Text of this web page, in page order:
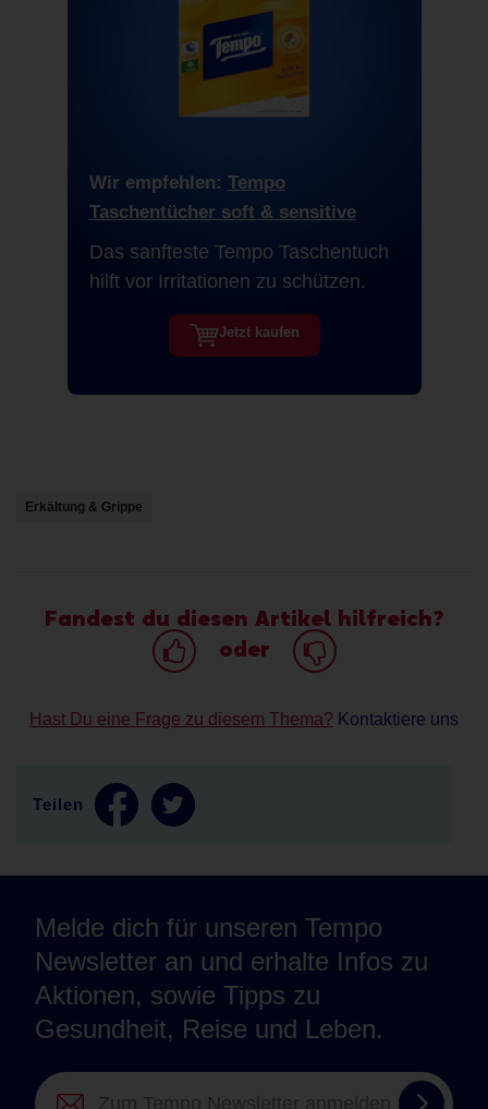
Wir empfehlen: Tempo
Taschentücher soft & sensitive
Das sanfteste Tempo Taschentuch
hilft vor Irritationen zu schützen.
Jetzt kaufen
Erkältung & Grippe
Fandest du diesen Artikel hilfreich?
oder
Hast Du eine Frage zu diesem Thema? Kontaktiere uns
Teilen
Melde dich für unseren Tempo
Newsletter an und erhalte Infos zu
Aktionen, sowie Tipps zu
Gesundheit, Reise und Leben.